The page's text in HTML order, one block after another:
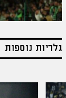
גלריות נוספות